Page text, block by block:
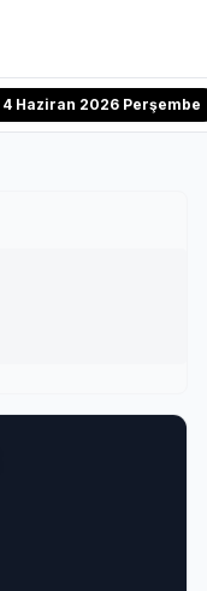
4 Haziran 2026 Perşembe